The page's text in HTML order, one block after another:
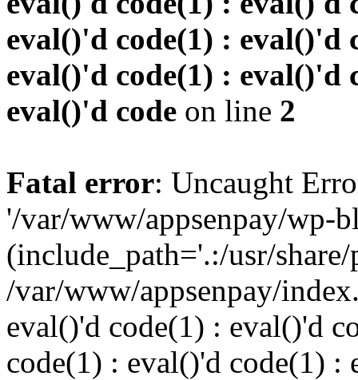
eval()'d code(1) : eval()'d
eval()'d code(1) : eval()'d
eval()'d code on line 2
Fatal error: Uncaught
'/var/www/appsenpay/wp-
(include_path='.:/usr/
/var/www/appsenpay/
eval()'d code(1) : eval()'d
code(1) : eval()'d code(1) :